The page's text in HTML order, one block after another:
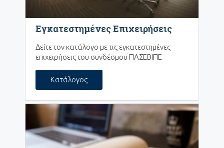
Εγκατεστημένες Επιχειρήσεις
Δείτε τον κατάλογο με τις εγκατεστημένες
επιχειρήσεις του συνδέσμου ΠΑΣΕΒΙΠΕ
Κατάλογος